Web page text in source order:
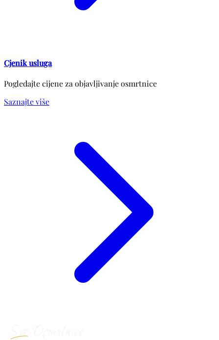
Cjenik usluga
Pogledajte cijene za objavljivanje osmrtnice
Saznajte više